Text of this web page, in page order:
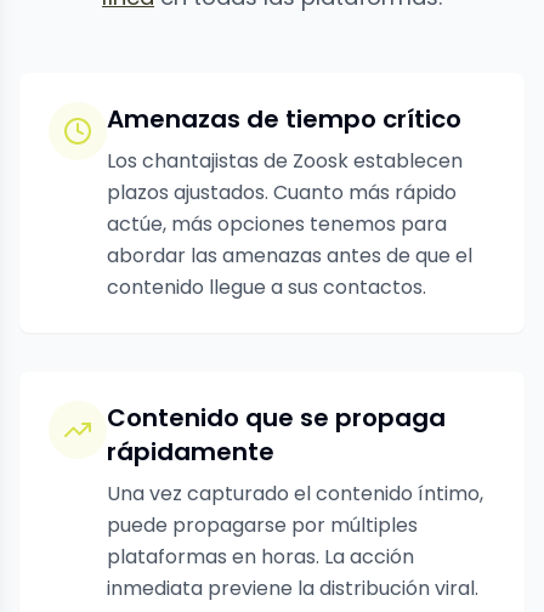
Amenazas de tiempo crítico
Los chantajistas de Zoosk establecen
plazos ajustados. Cuanto más rápido
actúe, más opciones tenemos para
abordar las amenazas antes de que el
contenido llegue a sus contactos.
Contenido que se propaga
rápidamente
Una vez capturado el contenido íntimo,
puede propagarse por múltiples
plataformas en horas. La acción
inmediata previene la distribución viral.